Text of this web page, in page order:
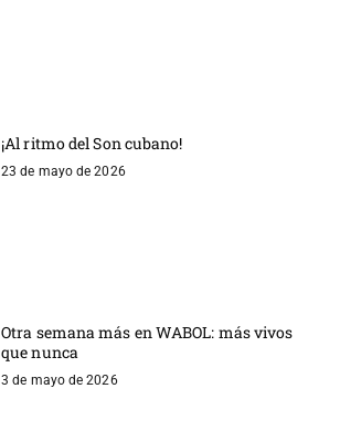
¡Al ritmo del Son cubano!
23 de mayo de 2026
Otra semana más en WABOL: más vivos
que nunca
3 de mayo de 2026